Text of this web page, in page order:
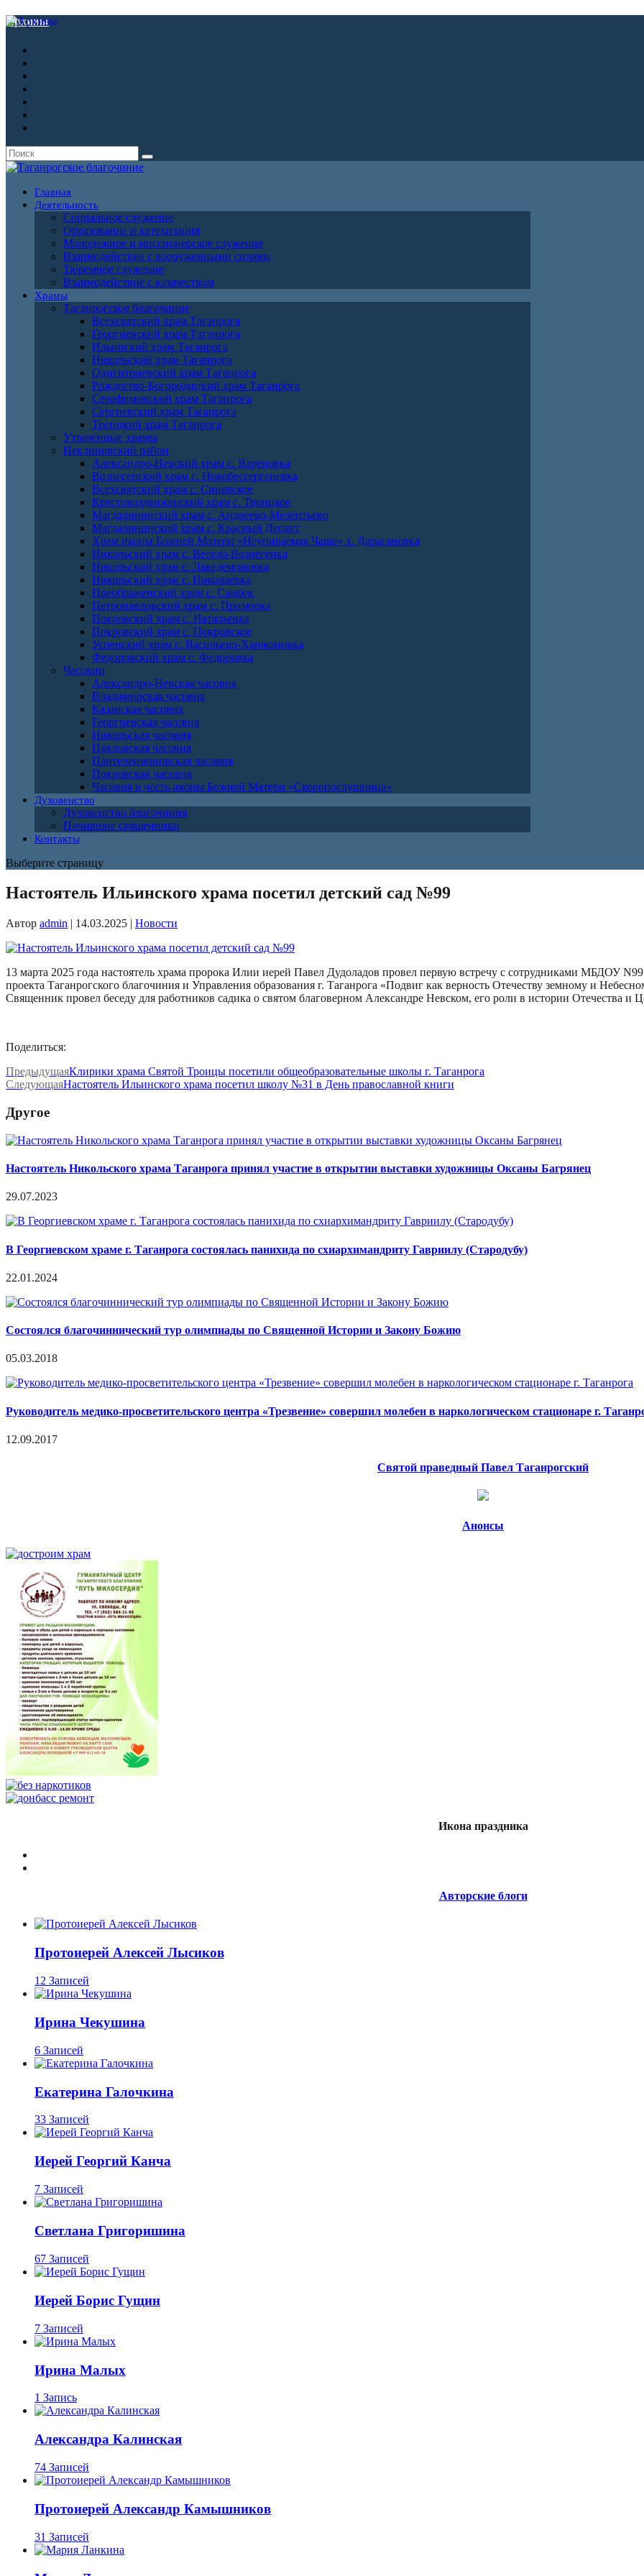
Архивы
Главная
Деятельность
Социальное служение
Образование и катехизация
Молодежное и миссионерское служение
Взаимодействие с вооруженными силами
Тюремное служение
Взаимодействие с казачеством
Храмы
Таганрогское благочиние
Всехсвятский храм Таганрога
Георгиевский храм Таганрога
Ильинский храм Таганрога
Никольский храм Таганрога
Одигитриевский храм Таганрога
Рождество-Богородицкий храм Таганрога
Серафимовский храм Таганрога
Сергиевский храм Таганрога
Троицкий храм Таганрога
Утраченные храмы
Неклиновский район
Александро-Невский храм с. Вареновка
Вознесенский храм с. Новобессергеневка
Всехсвятский храм с. Синявское
Крестовоздвиженский храм с. Троицкое
Магдалининский храм с. Андреево-Мелентьево
Магдалининский храм с. Красный Десант
Храм иконы Божией Матери «Неупиваемая Чаша» х. Дарагановка
Никольский храм с. Весело-Вознесенка
Никольский храм с. Лакедемоновка
Никольский храм с. Николаевка
Преображенский храм с. Самбек
Петропавловский храм с. Приморка
Покровский храм с. Натальевка
Покровский храм с. Покровское
Успенский храм с. Васильево-Ханжоновка
Федоровский храм с. Федоровка
Часовни
Александро-Невская часовня
Владимирская часовня
Казанская часовня
Георгиевская часовня
Никольская часовня
Павловская часовня
Пантелеимоновская часовня
Покровская часовня
Часовня в честь иконы Божией Матери «Скоропослушница»
Духовенство
Духовенство благочиния
Почившие священники
Контакты
Выберите страницу
Настоятель Ильинского храма посетил детский сад №99
Автор admin | 14.03.2025 | Новости
13 марта 2025 года настоятель храма пророка Илии иерей Павел Дудоладов провел первую встречу с сотрудниками МБДОУ N99
проекта Таганрогского благочиния и Управления образования г. Таганрога «Подвиг как верность Отечеству земному и
Священник провел беседу для работников садика о святом благоверном Александре Невском, его роли в истории Отечества и
Поделиться:
ПредыдущаяКлирики храма Святой Троицы посетили общеобразовательные школы г. Таганрога
СледующаяНастоятель Ильинского храма посетил школу №31 в День православной книги
Другое
Настоятель Никольского храма Таганрога принял участие в открытии выставки художницы Оксаны Багрянец
29.07.2023
В Георгиевском храме г. Таганрога состоялась панихида по схиархимандриту Гавриилу (Стародубу)
22.01.2024
Состоялся благочиннический тур олимпиады по Священной Истории и Закону Божию
05.03.2018
Руководитель медико-просветительского центра «Трезвение» совершил молебен в наркологическом стационаре г.
12.09.2017
Святой праведный Павел Таганрогский
Анонсы
Икона праздника
Авторские блоги
Протоиерей Алексей Лысиков
12 Записей
Ирина Чекушина
6 Записей
Екатерина Галочкина
33 Записей
Иерей Георгий Канча
7 Записей
Светлана Григоришина
67 Записей
Иерей Борис Гущин
7 Записей
Ирина Малых
1 Запись
Александра Калинская
74 Записей
Протоиерей Александр Камышников
31 Записей